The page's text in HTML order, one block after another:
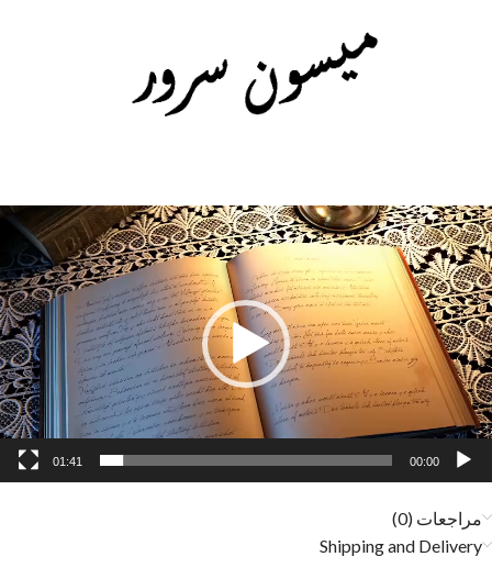
مشغل
الفيديو
00:00
01:41
مراجعات (0)
Shipping and Delivery